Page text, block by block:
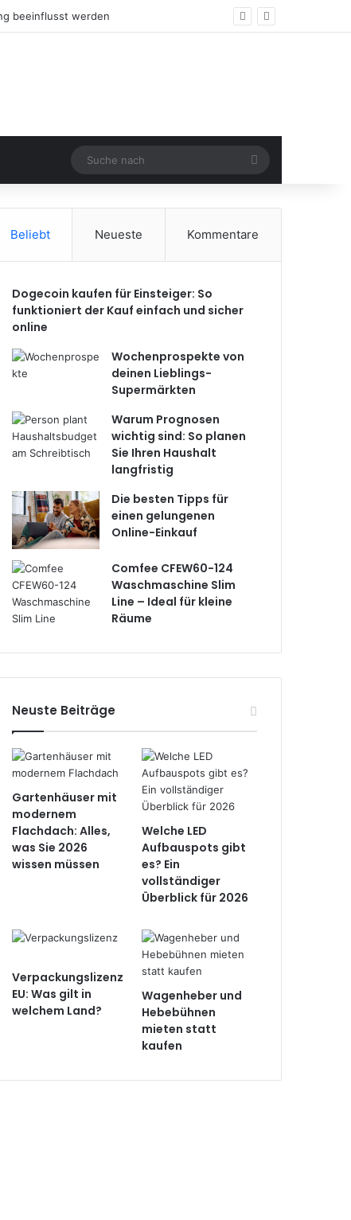
Suche
nach
Beliebt Neueste Kommentare
Dogecoin kaufen für Einsteiger: So
funktioniert der Kauf einfach und sicher
online
Wochenprospekte von
deinen Lieblings-
Supermärkten
Warum Prognosen
wichtig sind: So planen
Sie Ihren Haushalt
langfristig
Die besten Tipps für
einen gelungenen
Online-Einkauf
Comfee CFEW60-124
Waschmaschine Slim
Line – Ideal für kleine
Räume
Neuste Beiträge
Gartenhäuser mit
modernem
Flachdach: Alles,
was Sie 2026
wissen müssen
Welche LED
Aufbauspots gibt
es? Ein
vollständiger
Überblick für 2026
Verpackungslizenz
EU: Was gilt in
welchem Land?
Wagenheber und
Hebebühnen
mieten statt
kaufen